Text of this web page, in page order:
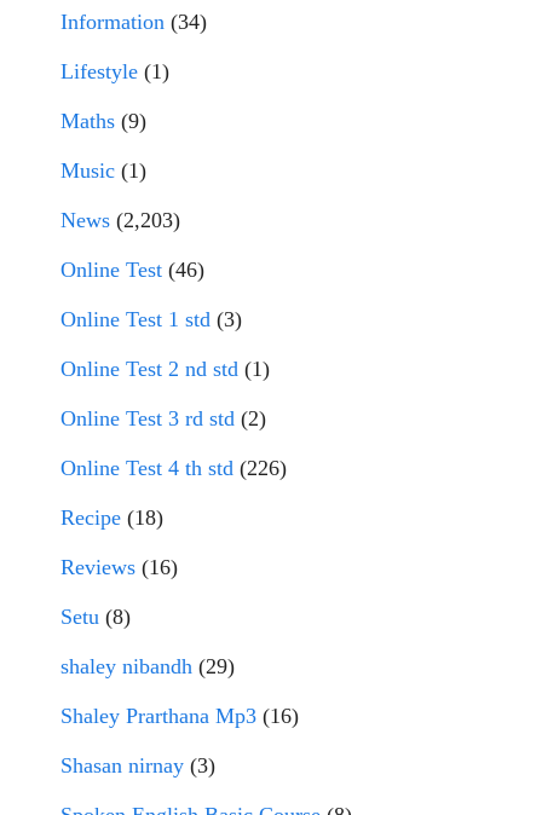
Information (34)
Lifestyle (1)
Maths (9)
Music (1)
News (2,203)
Online Test (46)
Online Test 1 std (3)
Online Test 2 nd std (1)
Online Test 3 rd std (2)
Online Test 4 th std (226)
Recipe (18)
Reviews (16)
Setu (8)
shaley nibandh (29)
Shaley Prarthana Mp3 (16)
Shasan nirnay (3)